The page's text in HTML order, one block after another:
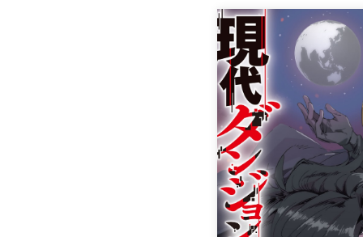
ロサージュノベルス
オーバーラップ文庫 オーバ
コミッククリエ